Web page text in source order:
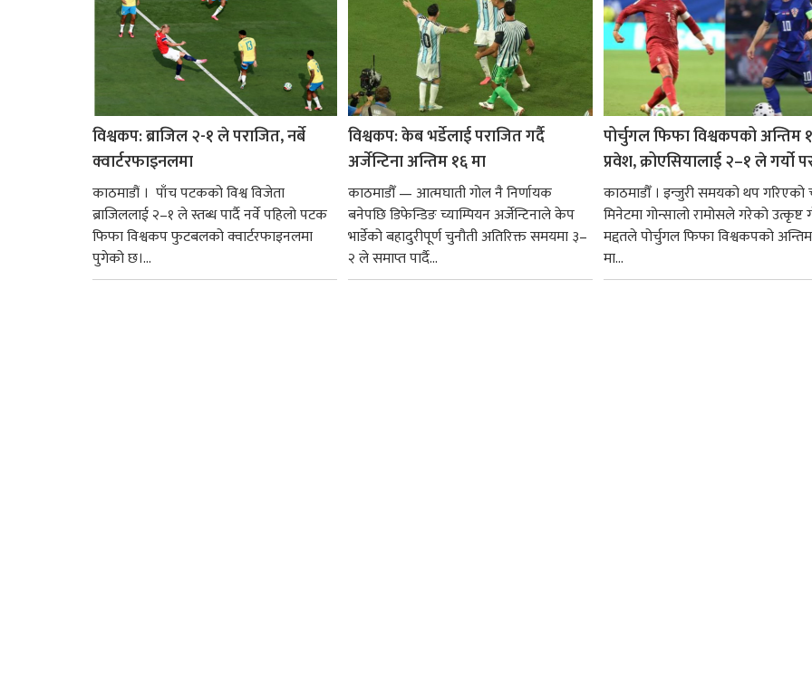
विश्वकप: ब्राजिल २-१ ले पराजित, नर्बे
क्वार्टरफाइनलमा
काठमाडौं । पाँच पटकको विश्व विजेता
ब्राजिललाई २–१ ले स्तब्ध पार्दै नर्वे पहिलो पटक
फिफा विश्वकप फुटबलको क्वार्टरफाइनलमा
पुगेको छ।...
विश्वकप: केब भर्डेलाई पराजित गर्दै
अर्जेन्टिना अन्तिम १६ मा
काठमाडौँ — आत्मघाती गोल नै निर्णायक
बनेपछि डिफेन्डिङ च्याम्पियन अर्जेन्टिनाले केप
भार्डेको बहादुरीपूर्ण चुनौती अतिरिक्त समयमा ३–
२ ले समाप्त पार्दै...
पोर्चुगल फिफा विश्वकपको अन्तिम
प्रवेश, क्रोएसियालाई २–१ ले गर्यो
काठमाडौँ । इन्जुरी समयको थप गरिएको
मिनेटमा गोन्सालो रामोसले गरेको उत्कृष्ट
मद्दतले पोर्चुगल फिफा विश्वकपको
मा...